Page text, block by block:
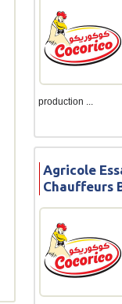
production ...
Agricole
Chauffeurs